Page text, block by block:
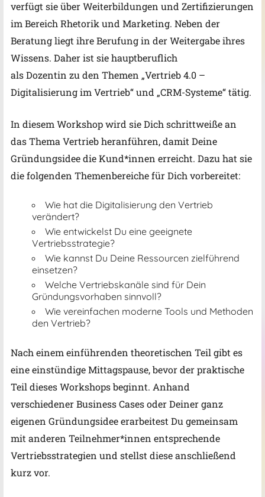
verfügt sie über Weiterbildungen und Zertifizierungen
im Bereich Rhetorik und Marketing. Neben der
Beratung liegt ihre Berufung in der Weitergabe ihres
Wissens. Daher ist sie hauptberuflich
als Dozentin zu den Themen „Vertrieb 4.0 –
Digitalisierung im Vertrieb“ und „CRM-Systeme“ tätig.
In diesem Workshop wird sie Dich schrittweiße an
das Thema Vertrieb heranführen, damit Deine
Gründungsidee die Kund*innen erreicht. Dazu hat sie
die folgenden Themenbereiche für Dich vorbereitet:
Wie hat die Digitalisierung den Vertrieb
verändert?
Wie entwickelst Du eine geeignete
Vertriebsstrategie?
Wie kannst Du Deine Ressourcen zielführend
einsetzen?
Welche Vertriebskanäle sind für Dein
Gründungsvorhaben sinnvoll?
Wie vereinfachen moderne Tools und Methoden
den Vertrieb?
Nach einem einführenden theoretischen Teil gibt es
eine einstündige Mittagspause, bevor der praktische
Teil dieses Workshops beginnt. Anhand
verschiedener Business Cases oder Deiner ganz
eigenen Gründungsidee erarbeitest Du gemeinsam
mit anderen Teilnehmer*innen entsprechende
Vertriebsstrategien und stellst diese anschließend
kurz vor.